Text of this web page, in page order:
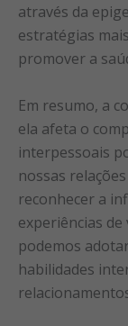
através da
estratégias
promover a
Em resumo, a
ela afeta o
interpessoais
nossas
reconhecer a
experiências
podemos
habilidades